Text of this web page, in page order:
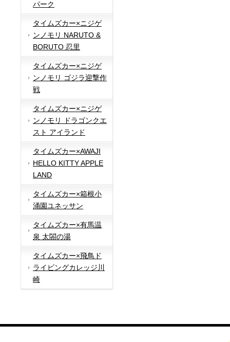
パーク
タイムズカー×ニジゲ
ンノモリ NARUTO &
BORUTO 忍里
タイムズカー×ニジゲ
ンノモリ ゴジラ迎撃作
戦
タイムズカー×ニジゲ
ンノモリ ドラゴンクエ
スト アイランド
タイムズカー×AWAJI
HELLO KITTY APPLE
LAND
タイムズカー×箱根小
涌園ユネッサン
タイムズカー×有馬温
泉 太閤の湯
タイムズカー×飛鳥ド
ライビングカレッジ川
崎